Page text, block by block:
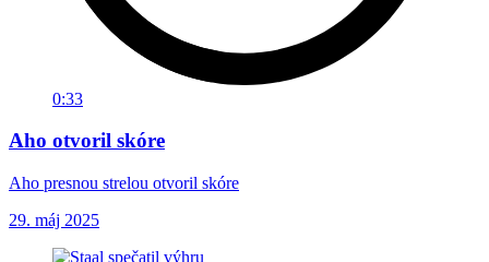
0:33
Aho otvoril skóre
Aho presnou strelou otvoril skóre
29. máj 2025